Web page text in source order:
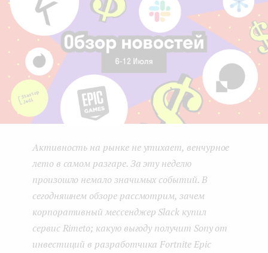
Активность на рынке не утихает, венчурное
лето в самом разгаре. За эту неделю
произошло немало значимых событий. В
сегодняшнем обзоре рассмотрим, зачем
корпоративный мессенджер Slack купил
сервис Rimeto; какую выгоду получит Sony от
инвестиций в разработчика Fortnite Epic